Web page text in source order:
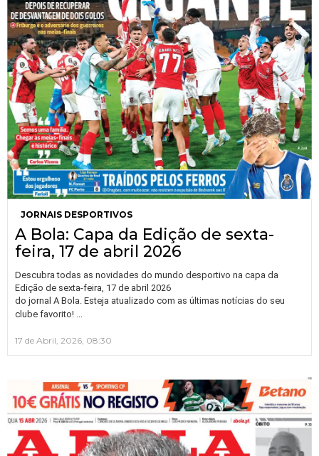
JORNAIS DESPORTIVOS
A Bola: Capa da Edição de sexta-
feira, 17 de abril 2026
Descubra todas as novidades do mundo desportivo na capa da
Edição de sexta-feira, 17 de abril 2026
do jornal A Bola. Esteja atualizado com as últimas notícias do seu
clube favorito!
17 de Abril, 2026, 08:30